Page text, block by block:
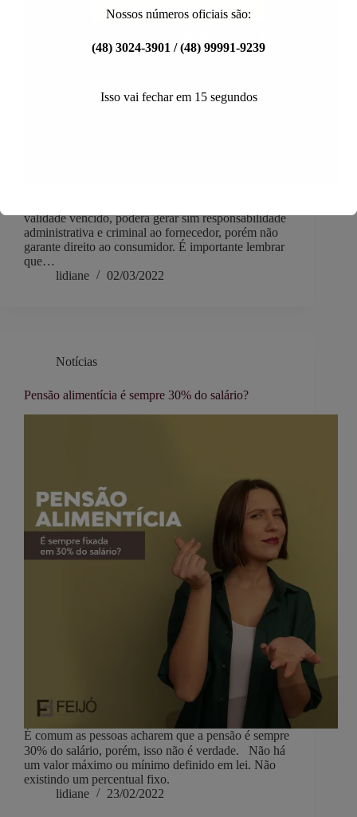
validade vencido, poderá gerar sim responsabilidade
administrativa e criminal ao fornecedor, porém não
garante direito ao consumidor. É importante lembrar
que…
lidiane
02/03/2022
Notícias
Pensão alimentícia é sempre 30% do salário?
É comum as pessoas acharem que a pensão é sempre
30% do salário, porém, isso não é verdade.⠀Não há
um valor máximo ou mínimo definido em lei. Não
existindo um percentual fixo.
lidiane
23/02/2022
Nossos números oficiais são:
(48) 3024-3901 / (48) 99991-9239
Isso vai fechar em 14segundos